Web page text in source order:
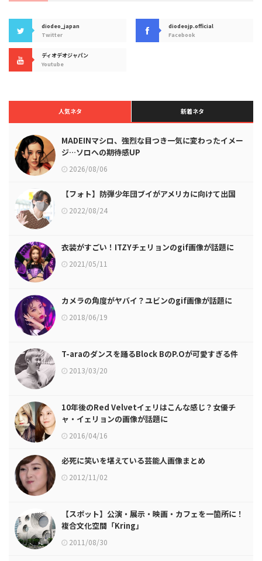
diodeo_japan
Twitter
diodeojp.official
Facebook
ディオデオジャパン
Youtube
人気ネタ 新着ネタ
MADEINマシロ、強烈な目つき一気に変わったイメー
ジ…ソロへの期待感UP
2026/08/06
【フォト】防弾少年団ブイがアメリカに向けて出国
2022/08/24
衣装がすごい！ITZYチェリョンのgif画像が話題に
2021/05/11
カメラの角度がヤバイ？ユビンのgif画像が話題に
2018/06/19
T-araのダンスを踊るBlock BのP.Oが可愛すぎる件
2013/03/20
10年後のRed Velvetイェリはこんな感じ？女優チ
ャ・イェリョンの画像が話題に
2016/04/16
必死に笑いを堪えている芸能人画像まとめ
2012/11/02
【スポット】公演・展示・映画・カフェを一箇所に！
複合文化空間「Kring」
2011/08/30